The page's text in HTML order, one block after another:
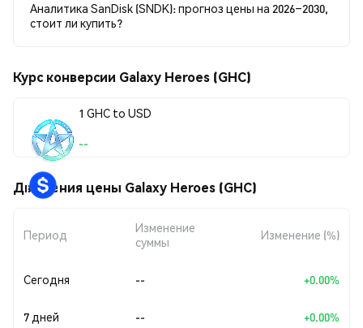
Аналитика SanDisk (SNDK): прогноз цены на 2026–2030,
стоит ли купить?
Курс конверсии Galaxy Heroes (GHC)
1 GHC to USD
--
Движения цены Galaxy Heroes (GHC)
Период
Изменение
суммы
Изменение (%)
Сегодня -- +0.00%
7 дней -- +0.00%